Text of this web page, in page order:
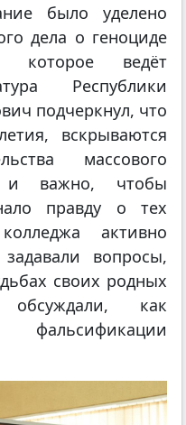
было уделено
дела о геноциде
которое ведёт
Республики
подчеркнул, что
вскрываются
массового
и важно, чтобы
правду о тех
активно
вопросы,
своих родных
как
фальсификации